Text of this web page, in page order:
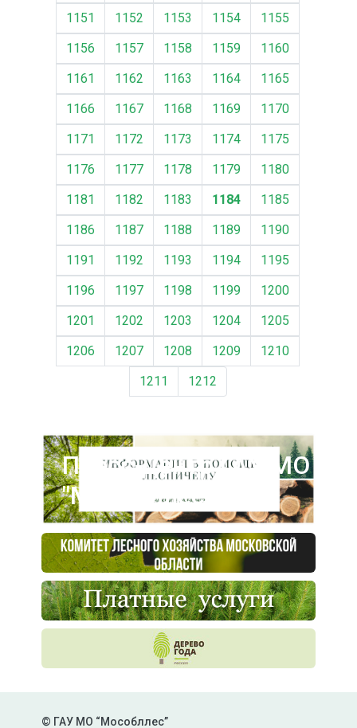
1151
1152 1153 1154
1155
1156
1157 1158 1159
1160
1161
1162 1163 1164
1165
1166
1167 1168 1169
1170
1171
1172 1173 1174
1175
1176
1177 1178 1179
1180
1181
1182 1183 1184
1185
1186
1187 1188 1189
1190
1191
1192 1193 1194
1195
1196
1197 1198 1199
1200
1201
1202 1203 1204
1205
1206
1207 1208 1209
1210
1211
1212
Пресс-центр ГАУ МО
"Мособллес"
© ГАУ МО “Мособллес”